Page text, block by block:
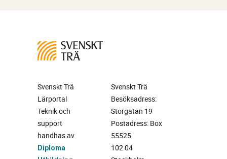
Svenskt Trä
Lärportal
Teknik och
support
handhas av
Diploma
Svenskt Trä
Besöksadress:
Storgatan 19
Postadress: Box
55525
102 04